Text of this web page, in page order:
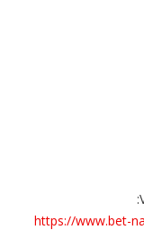
https://www.bet-